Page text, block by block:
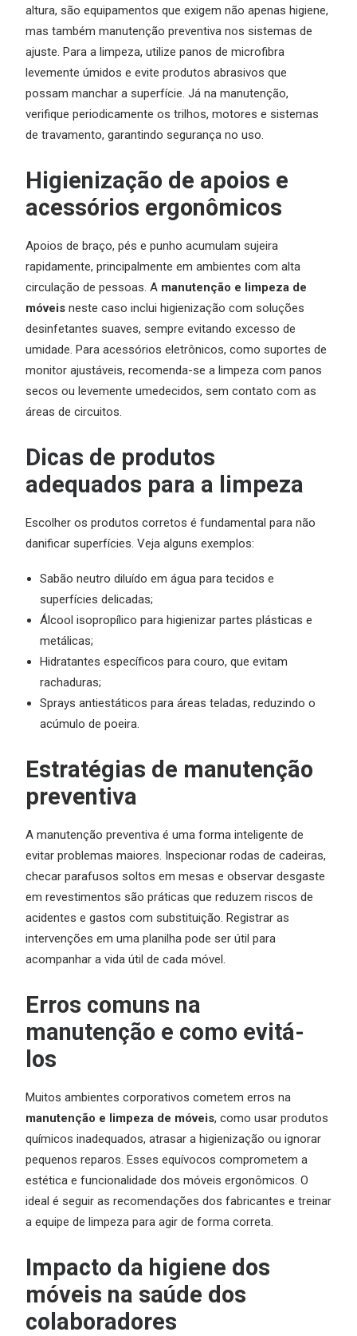
altura, são equipamentos que exigem não apenas higiene,
mas também manutenção preventiva nos sistemas de
ajuste. Para a limpeza, utilize panos de microfibra
levemente úmidos e evite produtos abrasivos que
possam manchar a superfície. Já na manutenção,
verifique periodicamente os trilhos, motores e sistemas
de travamento, garantindo segurança no uso.
Higienização de apoios e
acessórios ergonômicos
Apoios de braço, pés e punho acumulam sujeira
rapidamente, principalmente em ambientes com alta
circulação de pessoas. A manutenção e limpeza de
móveis neste caso inclui higienização com soluções
desinfetantes suaves, sempre evitando excesso de
umidade. Para acessórios eletrônicos, como suportes de
monitor ajustáveis, recomenda-se a limpeza com panos
secos ou levemente umedecidos, sem contato com as
áreas de circuitos.
Dicas de produtos
adequados para a limpeza
Escolher os produtos corretos é fundamental para não
danificar superfícies. Veja alguns exemplos:
Sabão neutro diluído em água para tecidos e
superfícies delicadas;
Álcool isopropílico para higienizar partes plásticas e
metálicas;
Hidratantes específicos para couro, que evitam
rachaduras;
Sprays antiestáticos para áreas teladas, reduzindo o
acúmulo de poeira.
Estratégias de manutenção
preventiva
A manutenção preventiva é uma forma inteligente de
evitar problemas maiores. Inspecionar rodas de cadeiras,
checar parafusos soltos em mesas e observar desgaste
em revestimentos são práticas que reduzem riscos de
acidentes e gastos com substituição. Registrar as
intervenções em uma planilha pode ser útil para
acompanhar a vida útil de cada móvel.
Erros comuns na
manutenção e como evitá-
los
Muitos ambientes corporativos cometem erros na
manutenção e limpeza de móveis, como usar produtos
químicos inadequados, atrasar a higienização ou ignorar
pequenos reparos. Esses equívocos comprometem a
estética e funcionalidade dos móveis ergonômicos. O
ideal é seguir as recomendações dos fabricantes e treinar
a equipe de limpeza para agir de forma correta.
Impacto da higiene dos
móveis na saúde dos
colaboradores